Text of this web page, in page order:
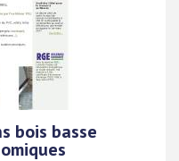
bois basse